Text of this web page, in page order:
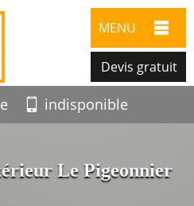
MENU
Devis gratuit
indisponible
Le Pigeonnier